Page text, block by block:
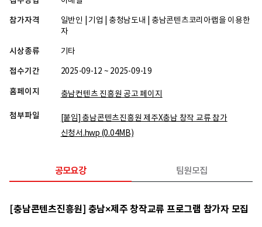
참가자격
일반인 | 기업 | 충청남도내 | 충남콘텐츠코리아랩을 이용한
자
시상종류 기타
접수기간 2025-09-12 ~ 2025-09-19
홈페이지 충남컨텐츠 진흥원 공고 페이지
첨부파일
[붙임] 충남콘텐츠진흥원 제주X충남 창작 교류 참가
신청서.hwp (0.04MB)
공모요강 팀원모집
[충남콘텐츠진흥원] 충남×제주 창작교류 프로그램 참가자 모집